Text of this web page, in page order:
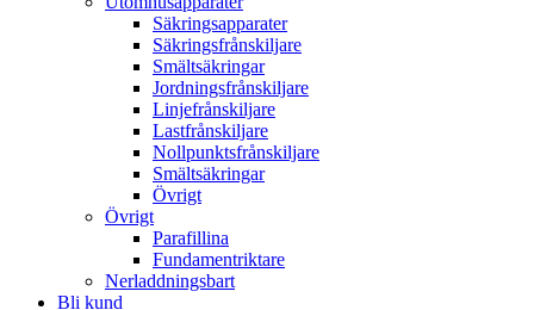
Säkringsapparater
Säkringsfrånskiljare
Smältsäkringar
Jordningsfrånskiljare
Linjefrånskiljare
Lastfrånskiljare
Nollpunktsfrånskiljare
Smältsäkringar
Övrigt
Övrigt
Parafillina
Fundamentriktare
Nerladdningsbart
Bli kund